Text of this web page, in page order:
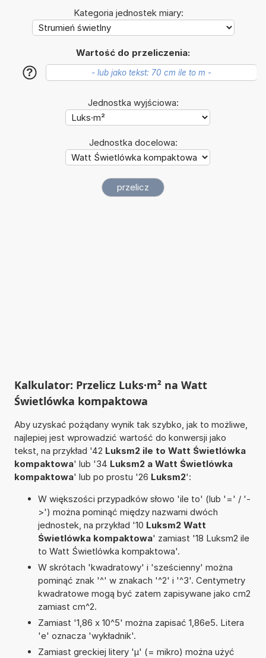
Kategoria jednostek miary:
Wartość do przeliczenia:
?
Jednostka wyjściowa:
Jednostka docelowa:
Kalkulator: Przelicz Luks·m² na Watt
Świetlówka kompaktowa
Aby uzyskać pożądany wynik tak szybko, jak to możliwe,
najlepiej jest wprowadzić wartość do konwersji jako
tekst, na przykład '42 Luksm2 ile to Watt Świetlówka
kompaktowa' lub '34 Luksm2 a Watt Świetlówka
kompaktowa' lub po prostu '26 Luksm2':
W większości przypadków słowo 'ile to' (lub '=' / '-
>') można pominąć między nazwami dwóch
jednostek, na przykład '10 Luksm2 Watt
Świetlówka kompaktowa' zamiast '18 Luksm2 ile
to Watt Świetlówka kompaktowa'.
W skrótach 'kwadratowy' i 'sześcienny' można
pominąć znak '^' w znakach '^2' i '^3'. Centymetry
kwadratowe mogą być zatem zapisywane jako cm2
zamiast cm^2.
Zamiast '1,86 x 10^5' można zapisać 1,86e5. Litera
'e' oznacza 'wykładnik'.
Zamiast greckiej litery 'µ' (= mikro) można użyć